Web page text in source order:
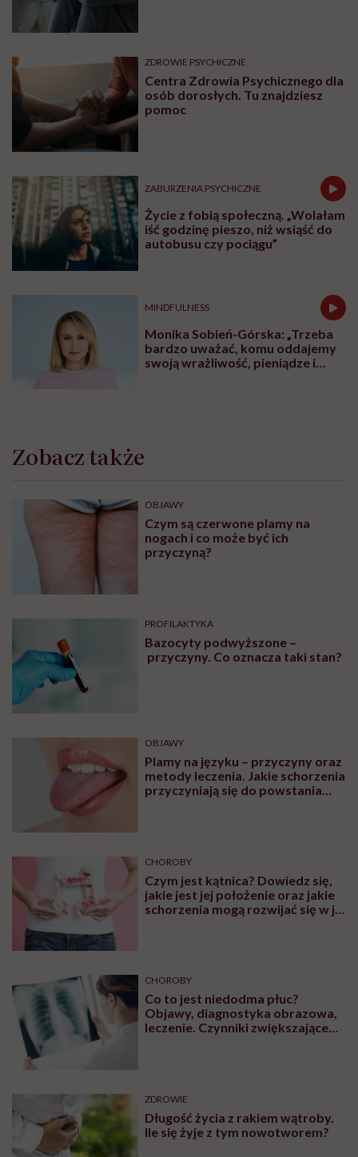
ZDROWIE PSYCHICZNE
Centra Zdrowia Psychicznego dla
osób dorosłych. Tu znajdziesz
pomoc
ZABURZENIA PSYCHICZNE
Życie z fobią społeczną. „Wolałam
iść godzinę pieszo, niż wsiąść do
autobusu czy pociągu”
MINDFULNESS
Monika Sobień-Górska: „Trzeba
bardzo uważać, komu oddajemy
swoją wrażliwość, pieniądze i
Zobacz także
OBJAWY
Czym są czerwone plamy na
nogach i co może być ich
przyczyną?
PROFILAKTYKA
Bazocyty podwyższone –
przyczyny. Co oznacza taki stan?
OBJAWY
Plamy na języku – przyczyny oraz
metody leczenia. Jakie schorzenia
przyczyniają się do powstania
CHOROBY
Czym jest kątnica? Dowiedz się,
jakie jest jej położenie oraz jakie
schorzenia mogą rozwijać się w jej
CHOROBY
Co to jest niedodma płuc?
Objawy, diagnostyka obrazowa,
leczenie. Czynniki zwiększające
ZDROWIE
Długość życia z rakiem wątroby.
Ile się żyje z tym nowotworem?